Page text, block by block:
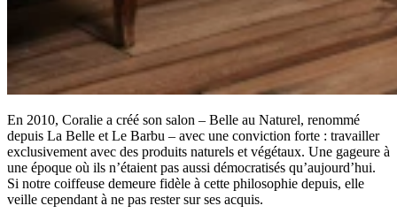
En 2010, Coralie a créé son salon – Belle au Naturel, renommé
depuis La Belle et Le Barbu – avec une conviction forte : travailler
exclusivement avec des produits naturels et végétaux. Une gageure à
une époque où ils n’étaient pas aussi démocratisés qu’aujourd’hui.
Si notre coiffeuse demeure fidèle à cette philosophie depuis, elle
veille cependant à ne pas rester sur ses acquis.